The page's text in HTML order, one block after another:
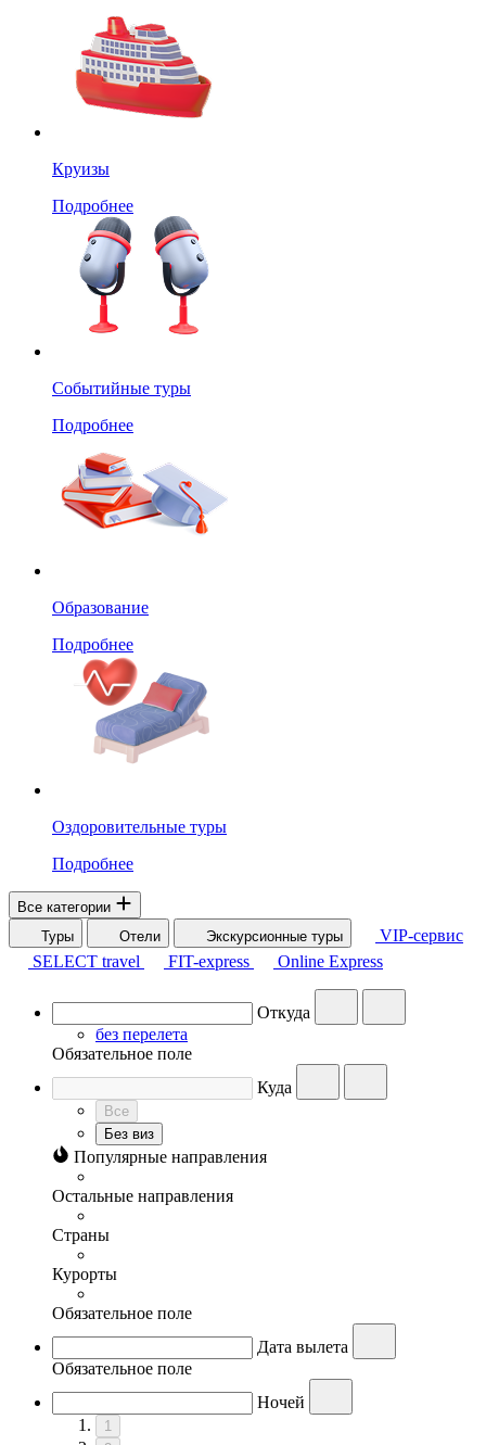
Круизы
Подробнее
Событийные туры
Подробнее
Образование
Подробнее
Оздоровительные туры
Подробнее
Все категории
Туры
Отели Экскурсионные туры
VIP-сервис
SELECT travel
FIT-express Online Express
Откуда
без перелета
Обязательное поле
Куда
Все
Без виз
Популярные направления
Остальные направления
Страны
Курорты
Обязательное поле
Дата вылета
Обязательное поле
Ночей
1